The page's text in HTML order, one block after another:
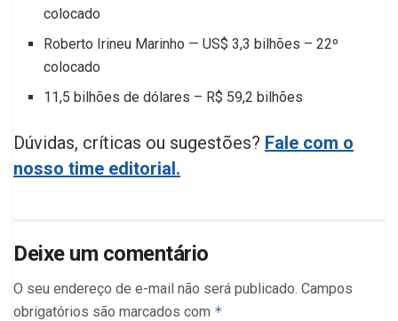
colocado
Roberto Irineu Marinho — US$ 3,3 bilhões – 22º
colocado
11,5 bilhões de dólares – R$ 59,2 bilhões
Dúvidas, críticas ou sugestões? Fale com o
nosso time editorial.
Deixe um comentário
O seu endereço de e-mail não será publicado. Campos
obrigatórios são marcados com *